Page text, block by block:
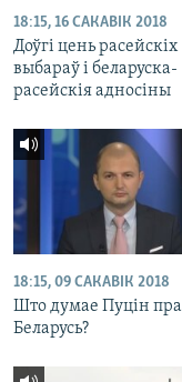
18:15, 16 САКАВІК 2018
Доўгі цень расейскіх
выбараў і беларуска-
расейскія адносіны
18:15, 09 САКАВІК 2018
Што думае Пуцін пра
Беларусь?